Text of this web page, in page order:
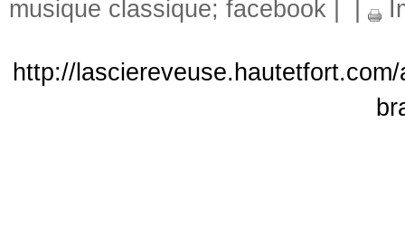
musique classique; facebook
http://